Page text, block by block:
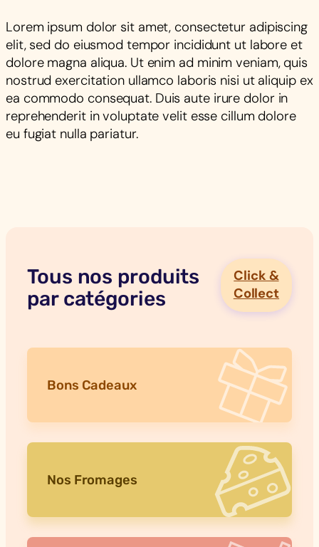
Lorem ipsum dolor sit amet, consectetur adipiscing
elit, sed do eiusmod tempor incididunt ut labore et
dolore magna aliqua. Ut enim ad minim veniam, quis
nostrud exercitation ullamco laboris nisi ut aliquip ex
ea commodo consequat. Duis aute irure dolor in
reprehenderit in voluptate velit esse cillum dolore
eu fugiat nulla pariatur.
Tous nos produits
par catégories
Click &
Collect
Bons Cadeaux
Nos Fromages